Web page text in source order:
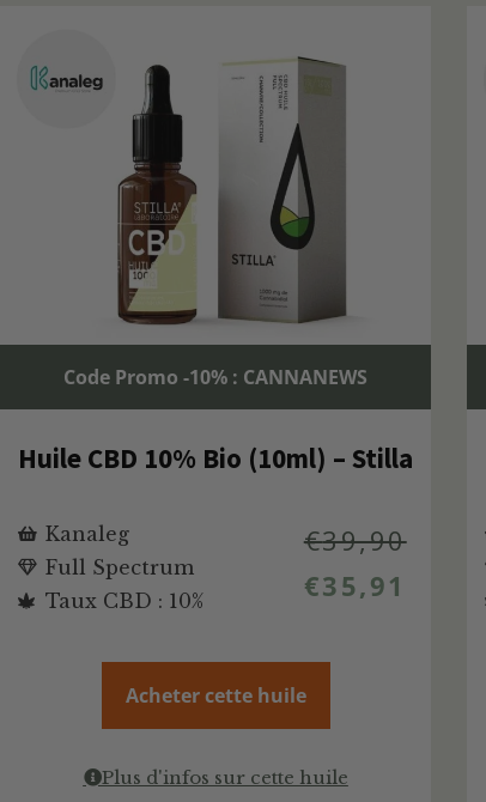
Code Promo -10% : CANNANEWS
Huile CBD 10% Bio (10ml) – Stilla
Kanaleg
Full Spectrum
Taux CBD : 10%
€39,90
€35,91
Acheter cette huile
Plus d'infos sur cette huile